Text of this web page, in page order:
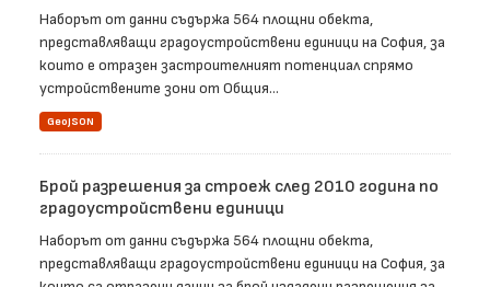
Наборът от данни съдържа 564 площни обекта,
представляващи градоустройствени единици на София, за
които е отразен застроителният потенциал спрямо
устройствените зони от Общия...
GeoJSON
Брой разрешения за строеж след 2010 година по
градоустройствени единици
Наборът от данни съдържа 564 площни обекта,
представляващи градоустройствени единици на София, за